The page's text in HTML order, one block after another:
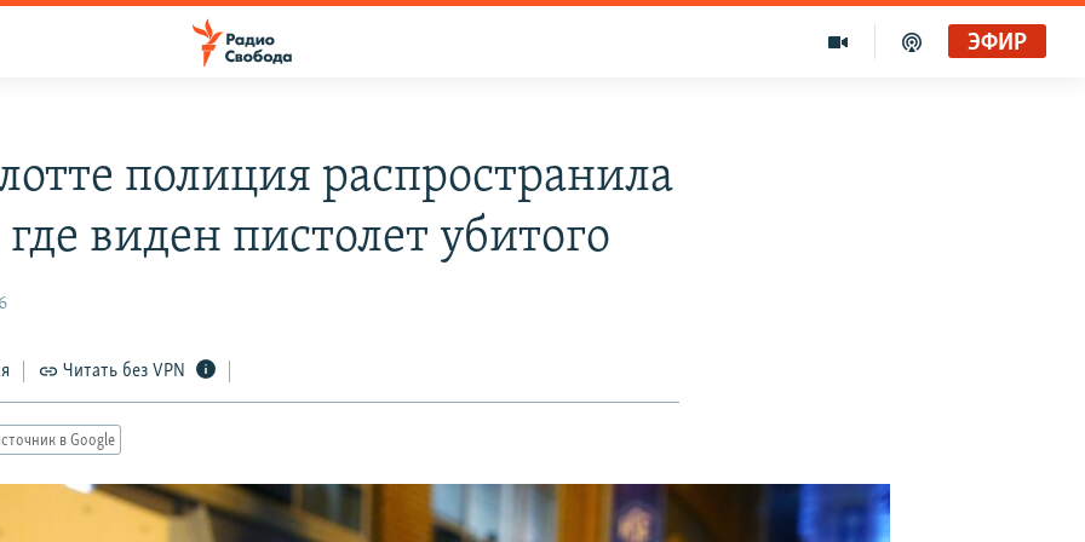
ЭФИР
полиция распространила
виден пистолет убитого
Читать без VPN
в Google